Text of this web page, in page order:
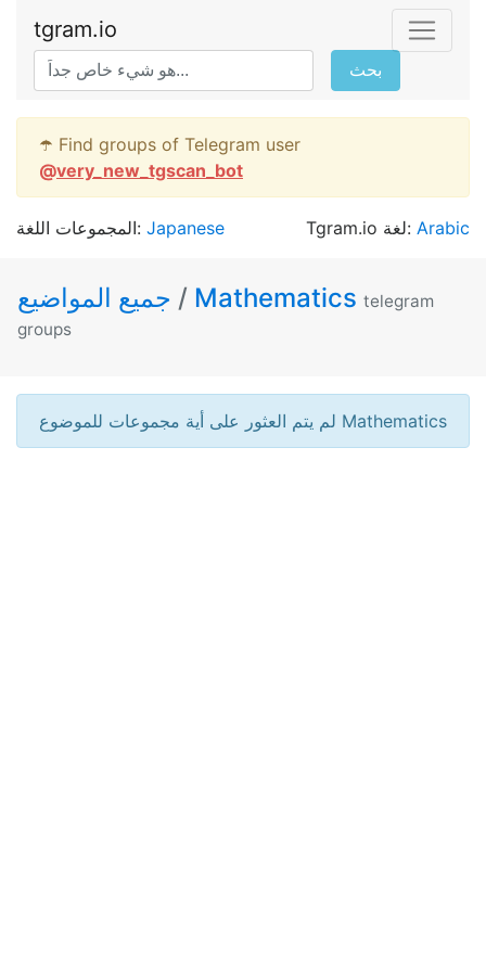
tgram.io
بحث
☂️ Find groups of Telegram user
@very_new_tgscan_bot
المجموعات اللغة: Japanese Tgram.io لغة: Arabic
/ Mathematics telegram
groups
لم يتم العثور على أية مجموعات للموضوع Mathematics